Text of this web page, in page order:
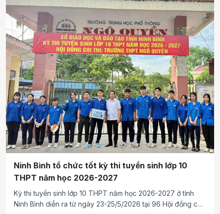
nhọn.
Ninh Bình tổ chức tốt kỳ thi tuyển sinh lớp 10
THPT năm học 2026-2027
Kỳ thi tuyển sinh lớp 10 THPT năm học 2026-2027 ở tỉnh
Ninh Bình diễn ra từ ngày 23-25/5/2026 tại 96 Hội đồng coi